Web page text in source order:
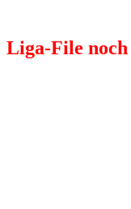
Liga-File noch